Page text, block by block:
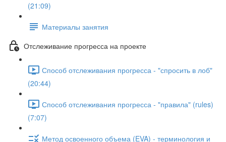
(21:09)
Материалы занятия
Отслеживание прогресса на проекте
Способ отслеживания прогресса - "спросить в лоб"
(20:44)
Способ отслеживания прогресса - "правила" (rules)
(7:07)
Метод освоенного объема (EVA) - терминология и